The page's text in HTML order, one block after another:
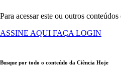
Para acessar este ou outros
ASSINE AQUI FAÇA LOGIN
Busque por todo o conteúdo da Ciência Hoje